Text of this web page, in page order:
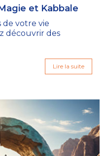
et Kabbale
de votre vie
découvrir des
Lire la suite